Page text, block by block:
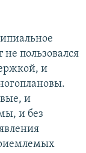
пользовался
и
и
и без